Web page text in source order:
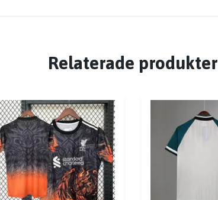
Relaterade produkter